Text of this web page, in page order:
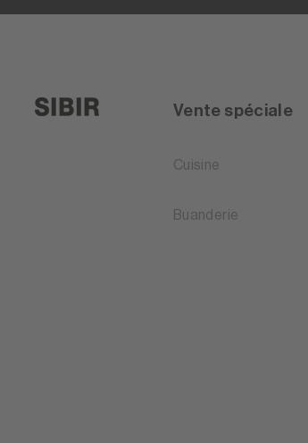
Vente spéciale
Cuisine
Buanderie